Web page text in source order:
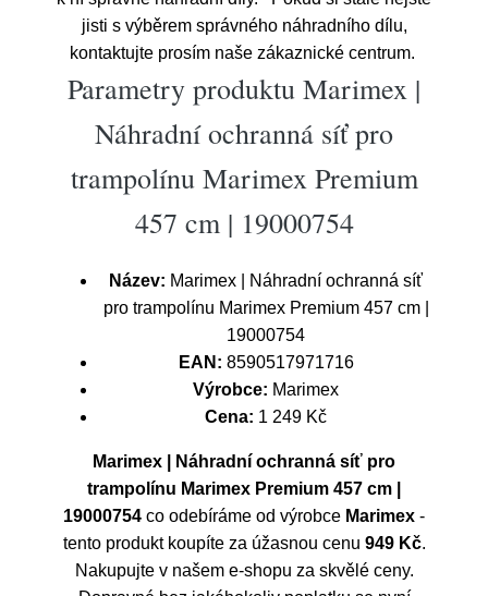
jisti s výběrem správného náhradního dílu,
kontaktujte prosím naše zákaznické centrum.
Parametry produktu Marimex |
Náhradní ochranná síť pro
trampolínu Marimex Premium
457 cm | 19000754
Název: Marimex | Náhradní ochranná síť
pro trampolínu Marimex Premium 457 cm |
19000754
EAN: 8590517971716
Výrobce: Marimex
Cena: 1 249 Kč
Marimex | Náhradní ochranná síť pro
trampolínu Marimex Premium 457 cm |
19000754 co odebíráme od výrobce Marimex -
tento produkt koupíte za úžasnou cenu 949 Kč.
Nakupujte v našem e-shopu za skvělé ceny.